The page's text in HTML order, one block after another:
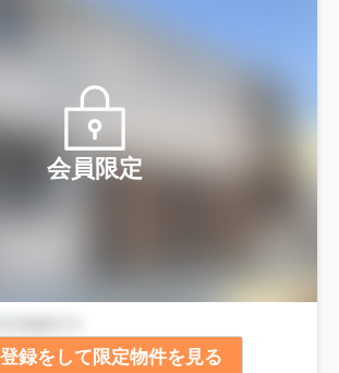
会員限定
録をして限定物件を見る